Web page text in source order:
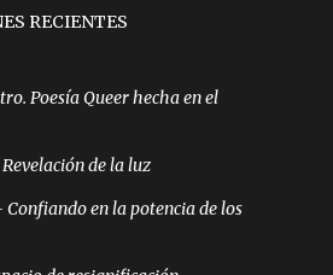
RECIENTES
Poesía Queer hecha en el
de la luz
Confiando en la potencia de los